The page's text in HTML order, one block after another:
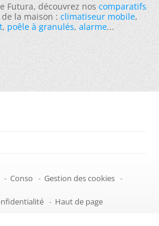
Futura, découvrez noscomparatifs
la maison :climatiseur mobile,
,poêle à granulés,alarme...
- Conso - Gestion des cookies -
- Haut de page